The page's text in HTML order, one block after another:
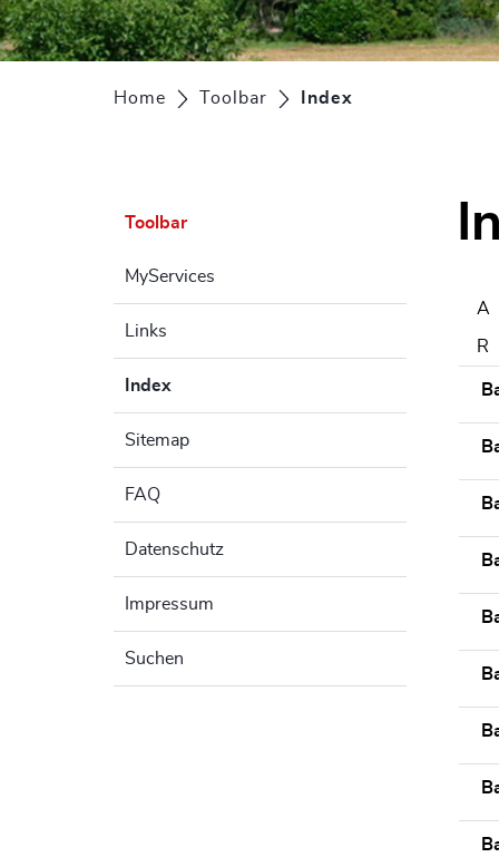
Home Toolbar Index
Toolbar
MyServices
Links
Index
Sitemap
FAQ
Datenschutz
Impressum
Suchen
A
R